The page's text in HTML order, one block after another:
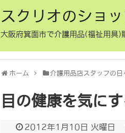
スクリオのショ
大阪府箕面市で介護用品(福祉用具)
ホーム 介護用品店スタッフの日
目の健康を気に
2012年1月10日 火曜日